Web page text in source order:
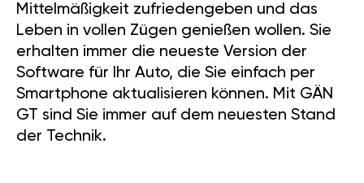
Mittelmäßigkeit zufriedengeben und das
Leben in vollen Zügen genießen wollen. Sie
erhalten immer die neueste Version der
Software für Ihr Auto, die Sie einfach per
Smartphone aktualisieren können. Mit GÄN
GT sind Sie immer auf dem neuesten Stand
der Technik.